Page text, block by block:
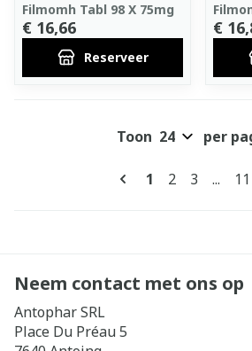
Filmomh Tabl 98 X 75mg
€ 16,66
Reserveer
€
Pagina's
U lees
1 Pagina
2 Pagina
3 ... 11
Toon per
Neem contact met ons op
Antophar SRL
Place Du Préau 5